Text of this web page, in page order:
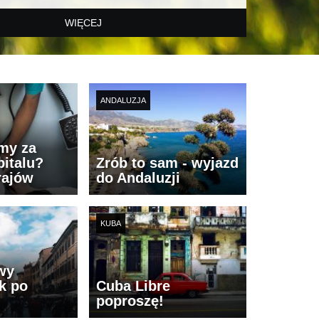
WIĘCEJ
za
ANDALUZJA
Zrób to sam - wyjazd
do Andaluzji
po
KUBA
Cuba Libre
poproszę!